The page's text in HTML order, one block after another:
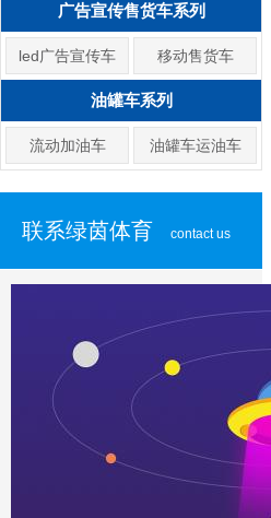
广告宣传售货车系列
led广告宣传车 移动售货车
油罐车系列
流动加油车 油罐车运油车
联系绿茵体育 contact us